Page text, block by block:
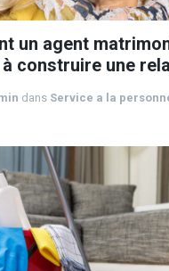
un agent
construire une
dans Service a la